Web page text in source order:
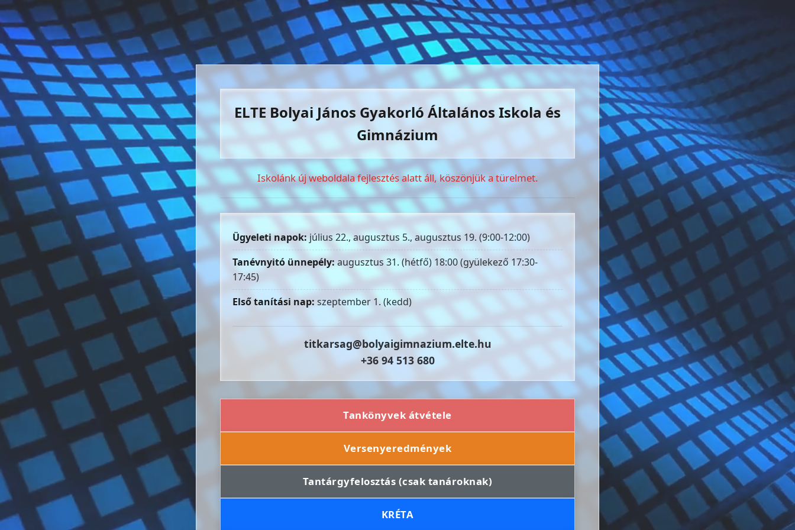
ELTE Bolyai János Gyakorló Általános Iskola és
Gimnázium
Iskolánk új weboldala fejlesztés alatt áll, köszönjük a türelmet.
Ügyeleti napok:július 22., augusztus 5., augusztus 19. (9:00-12:00)
Tanévnyitó ünnepély: augusztus 31. (hétfő) 18:00 (gyülekező 17:30-
17:45)
Első tanítási nap: szeptember 1. (kedd)
titkarsag@bolyaigimnazium.elte.hu
+36 94 513 680
Tankönyvek átvétele
Versenyeredmények
Tantárgyfelosztás (csak tanároknak)
KRÉTA